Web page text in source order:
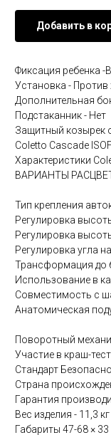
Добавить в
Фиксация ребенка
Установка -
Дополнительная
Подстаканник - Нет
Защитный козырек
Coletto Cascade
Характеристики
ВАРИАНТЫ
Тип крепления
Регулировка
Регулировка
Регулировка угла
Трансформация до
Использование в
Совместимость с
Анатомическая
Поворотный
Участие в краш-
Стандарт
Страна
Гарантия
Вес изделия - 11,3 кг
Габариты 47-68 × 33